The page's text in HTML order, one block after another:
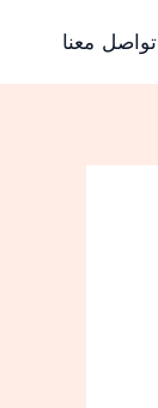
تواصل معنا